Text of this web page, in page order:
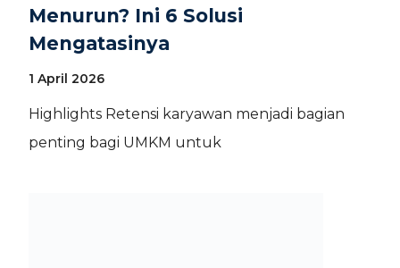
Menurun? Ini 6 Solusi
Mengatasinya
1 April 2026
Highlights Retensi karyawan menjadi bagian
penting bagi UMKM untuk